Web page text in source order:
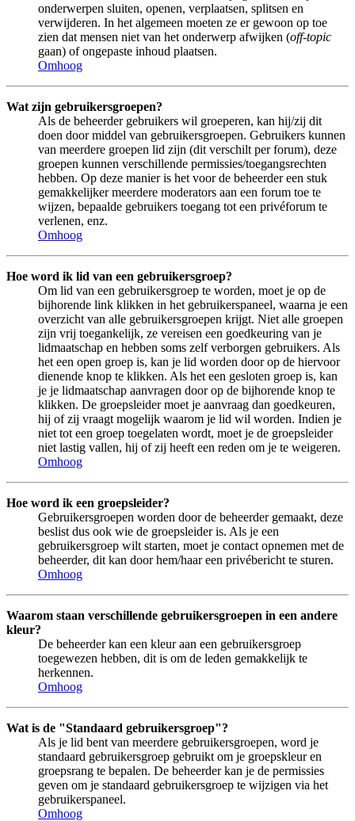
onderwerpen sluiten, openen, verplaatsen, splitsen en
verwijderen. In het algemeen moeten ze er gewoon op toe
zien dat mensen niet van het onderwerp afwijken (off-topic
gaan) of ongepaste inhoud plaatsen.
Omhoog
Wat zijn gebruikersgroepen?
Als de beheerder gebruikers wil groeperen, kan hij/zij dit
doen door middel van gebruikersgroepen. Gebruikers kunnen
van meerdere groepen lid zijn (dit verschilt per forum), deze
groepen kunnen verschillende permissies/toegangsrechten
hebben. Op deze manier is het voor de beheerder een stuk
gemakkelijker meerdere moderators aan een forum toe te
wijzen, bepaalde gebruikers toegang tot een privéforum te
verlenen, enz.
Omhoog
Hoe word ik lid van een gebruikersgroep?
Om lid van een gebruikersgroep te worden, moet je op de
bijhorende link klikken in het gebruikerspaneel, waarna je een
overzicht van alle gebruikersgroepen krijgt. Niet alle groepen
zijn vrij toegankelijk, ze vereisen een goedkeuring van je
lidmaatschap en hebben soms zelf verborgen gebruikers. Als
het een open groep is, kan je lid worden door op de hiervoor
dienende knop te klikken. Als het een gesloten groep is, kan
je je lidmaatschap aanvragen door op de bijhorende knop te
klikken. De groepsleider moet je aanvraag dan goedkeuren,
hij of zij vraagt mogelijk waarom je lid wil worden. Indien je
niet tot een groep toegelaten wordt, moet je de groepsleider
niet lastig vallen, hij of zij heeft een reden om je te weigeren.
Omhoog
Hoe word ik een groepsleider?
Gebruikersgroepen worden door de beheerder gemaakt, deze
beslist dus ook wie de groepsleider is. Als je een
gebruikersgroep wilt starten, moet je contact opnemen met de
beheerder, dit kan door hem/haar een privébericht te sturen.
Omhoog
Waarom staan verschillende gebruikersgroepen in een andere
kleur?
De beheerder kan een kleur aan een gebruikersgroep
toegewezen hebben, dit is om de leden gemakkelijk te
herkennen.
Omhoog
Wat is de "Standaard gebruikersgroep"?
Als je lid bent van meerdere gebruikersgroepen, word je
standaard gebruikersgroep gebruikt om je groepskleur en
groepsrang te bepalen. De beheerder kan je de permissies
geven om je standaard gebruikersgroep te wijzigen via het
gebruikerspaneel.
Omhoog